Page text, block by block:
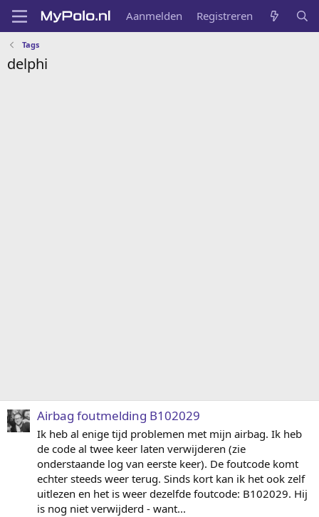
Aanmelden Registreren
Tags
delphi
Airbag foutmelding B102029
Ik heb al enige tijd problemen met mijn airbag. Ik heb
de code al twee keer laten verwijderen (zie
onderstaande log van eerste keer). De foutcode komt
echter steeds weer terug. Sinds kort kan ik het ook zelf
uitlezen en het is weer dezelfde foutcode: B102029. Hij
is nog niet verwijderd - want...